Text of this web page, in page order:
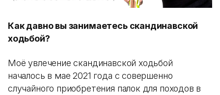
Как давно вы занимаетесь скандинавской
ходьбой?
Моё увлечение скандинавской ходьбой
началось в мае 2021 года с совершенно
случайного приобретения палок для походов в